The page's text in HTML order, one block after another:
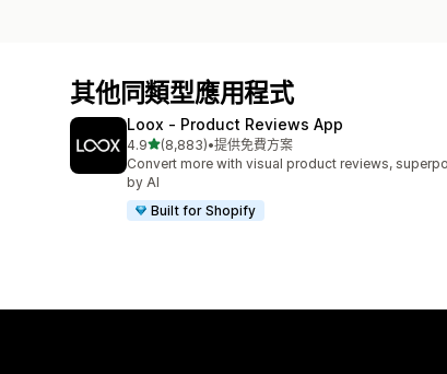
其他同類型應用程式
Loox ‑ Product Reviews App
4.9滿分 5 顆星
(8,883)
共有 8883 則評價
•提供免費方案
Convert more with visual product reviews,
by AI
Built for Shopify